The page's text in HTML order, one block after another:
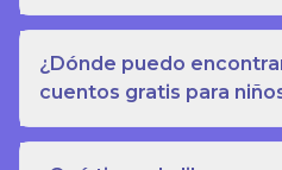
¿Dónde puedo
cuentos gratis para